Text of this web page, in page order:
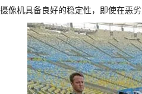
像机具备良好的稳定性，即使在恶